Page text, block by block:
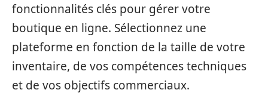
fonctionnalités clés pour gérer votre
boutique en ligne. Sélectionnez une
plateforme en fonction de la taille de votre
inventaire, de vos compétences techniques
et de vos objectifs commerciaux.